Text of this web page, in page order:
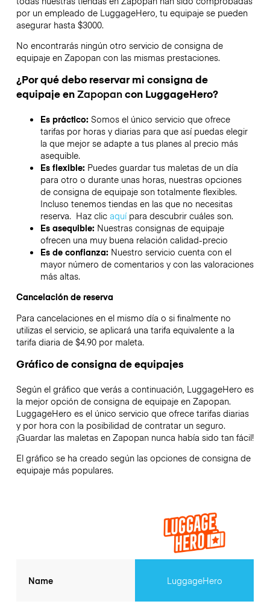
por un empleado de LuggageHero, tu equipaje se pueden
asegurar hasta $3000.
No encontrarás ningún otro servicio de consigna de
equipaje en Zapopancon las mismas prestaciones.
¿Por qué debo reservar mi consigna de
equipaje enZapopancon LuggageHero?
Es práctico: Somos el único servicio que ofrece
tarifas por horas y diarias para que así puedas elegir
la que mejor se adapte a tus planes al precio más
asequible.
Es flexible: Puedes guardar tus maletas de un día
para otro o durante unas horas, nuestras opciones
de consigna de equipaje son totalmente flexibles.
Incluso tenemos tiendas en las que no necesitas
reserva. Haz clic aquípara descubrir cuáles son.
Es asequible: Nuestras consignas de equipaje
ofrecen una muy buena relación calidad-precio
Es de confianza: Nuestro servicio cuenta con el
mayor número de comentarios y con las valoraciones
más altas.
Cancelación de reserva
Para cancelaciones en el mismo día o si finalmente no
utilizas el servicio, se aplicará una tarifa equivalente a la
tarifa diaria de $4.90 por maleta.
Gráfico de consigna de equipajes
Según el gráfico que verás a continuación, LuggageHero es
la mejor opción de consigna de equipaje en Zapopan.
LuggageHero es el único servicio que ofrece tarifas diarias
y por hora con la posibilidad de contratar un seguro.
¡Guardar las maletas en Zapopannunca había sido tan fácil!
El gráfico se ha creado según las opciones de consigna de
equipaje más populares.
Name LuggageHero